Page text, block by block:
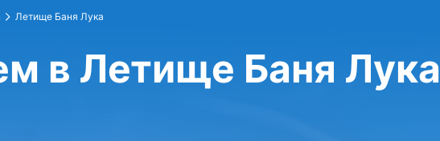
Летище Баня Лука
в Летище Баня Лука